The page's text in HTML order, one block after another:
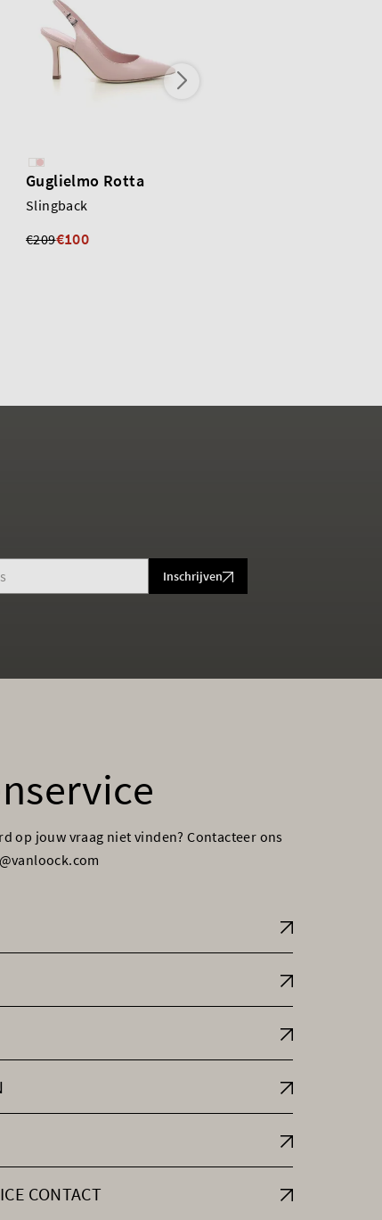
Guglielmo Rotta
Slingback
€209€100
Inschrijven
op jouw vraag niet vinden? Contacteer ons
CONTACT